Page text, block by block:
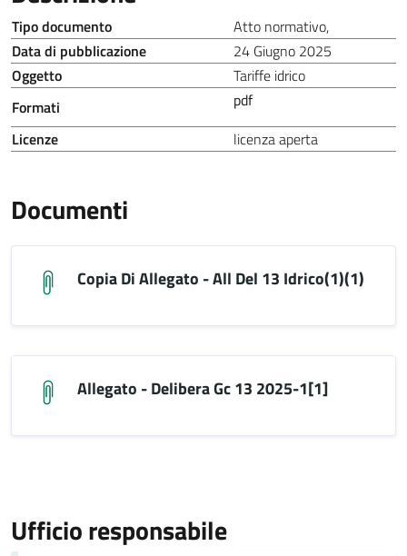
Tipo documento Atto normativo,
Data di pubblicazione
24 Giugno 2025
Oggetto
Tariffe idrico
Formati
pdf
Licenze
licenza aperta
Documenti
Copia Di Allegato - All Del 13 Idrico(1)(1)
Allegato - Delibera Gc 13 2025-1[1]
Ufficio responsabile